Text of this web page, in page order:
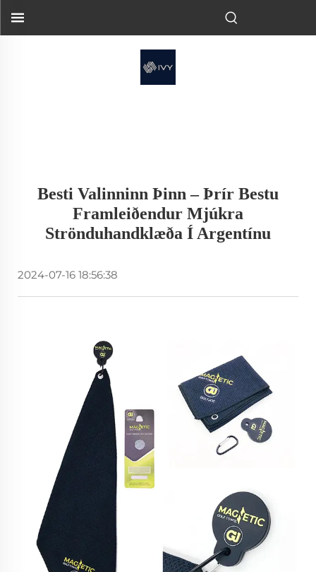
Besti Valinninn Þinn – Þrír Bestu
Framleiðendur Mjúkra
Strönduhandklæða Í Argentínu
2024-07-16 18:56:38